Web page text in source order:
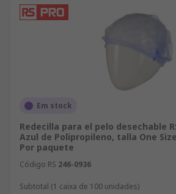
Em stock
Redecilla para el pelo desechable
Azul de Polipropileno, talla One
Por paquete
Código RS 246-0936
Subtotal (1 caixa de 100 unidades)